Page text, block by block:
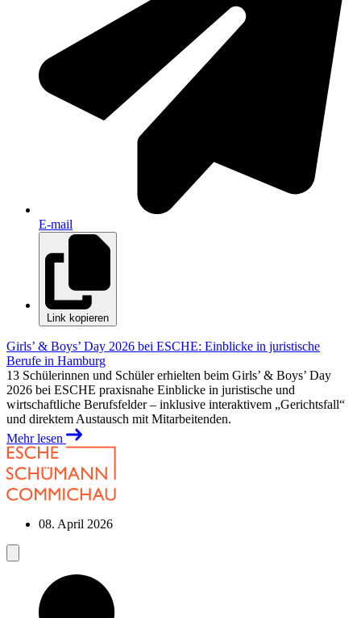
E-mail
Link kopieren
Girls’ & Boys’ Day 2026 bei ESCHE: Einblicke in juristische
Berufe in Hamburg
13 Schülerinnen und Schüler erhielten beim Girls’ & Boys’ Day
2026 bei ESCHE praxisnahe Einblicke in juristische und
wirtschaftliche Berufsfelder – inklusive interaktivem „Gerichtsfall“
und direktem Austausch mit Mitarbeitenden.
Mehr lesen
08. April 2026